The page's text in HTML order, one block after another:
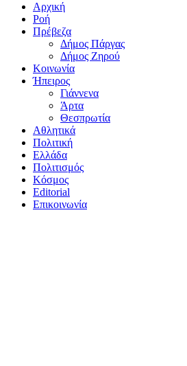
Αρχική
Ροή
Πρέβεζα
Δήμος Πάργας
Δήμος Ζηρού
Κοινωνία
Ήπειρος
Γιάννενα
Άρτα
Θεσπρωτία
Αθλητικά
Πολιτική
Ελλάδα
Πολιτισμός
Κόσμος
Editorial
Επικοινωνία